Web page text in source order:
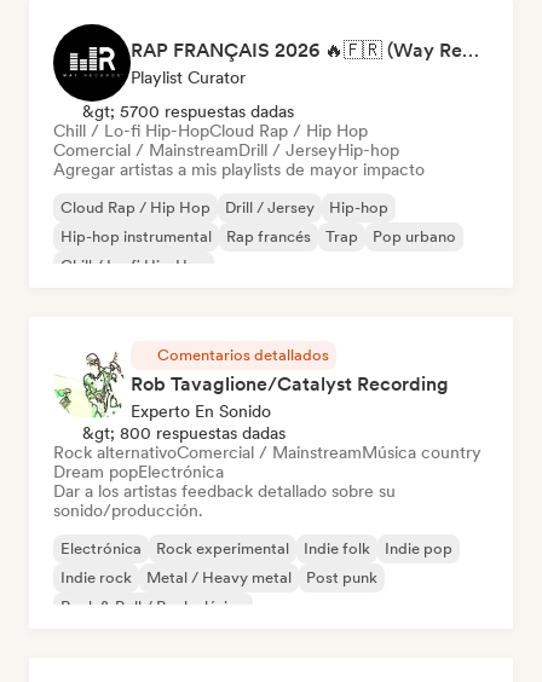
RAP FRANÇAIS 2026 🔥🇫🇷 (Way Records)
Playlist Curator
&gt; 5700 respuestas dadas
Chill / Lo-fi Hip-HopCloud Rap / Hip Hop
Comercial / MainstreamDrill / JerseyHip-hop
Agregar artistas a mis playlists de mayor impacto
Cloud Rap / Hip Hop Drill / Jersey
Hip-hop
Hip-hop instrumental
Rap francés Trap
Pop urbano
Chill / Lo-fi Hip-Hop
Comentarios detallados
Rob Tavaglione/Catalyst Recording
Experto En Sonido
&gt; 800 respuestas dadas
Rock alternativoComercial / MainstreamMúsica country
Dream popElectrónica
Dar a los artistas feedback detallado sobre su
sonido/producción.
Electrónica Rock experimental Indie folk
Indie pop
Indie rock
Metal / Heavy metal
Post punk
Rock & Roll / Rock clásico